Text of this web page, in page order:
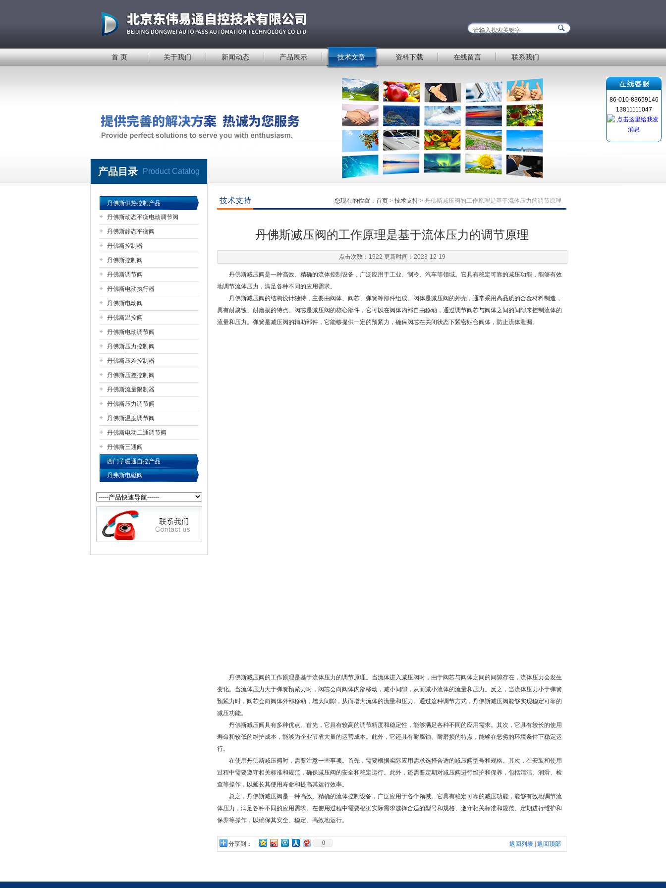
公司名称
首 页 关于我们 新闻动态 产品展示 技术文章 资料下载 在线留言 联系我们
产品目录 Product Catalog
丹佛斯供热控制产品
丹佛斯动态平衡电动调节阀
丹佛斯静态平衡阀
丹佛斯控制器
丹佛斯控制阀
丹佛斯调节阀
丹佛斯电动执行器
丹佛斯电动阀
丹佛斯温控阀
丹佛斯电动调节阀
丹佛斯压力控制阀
丹佛斯压差控制器
丹佛斯压差控制阀
丹佛斯流量限制器
丹佛斯压力调节阀
丹佛斯温度调节阀
丹佛斯电动二通调节阀
丹佛斯三通阀
西门子暖通自控产品
丹弗斯电磁阀
技术支持 您现在的位置： 首页 > 技术支持 > 丹佛斯减压阀的工作原理是基于流体压力的调节原理
丹佛斯减压阀的工作原理是基于流体压力的调节原理
点击次数：1922 更新时间：2023-12-19
丹佛斯减压阀是一种高效、精确的流体控制设备，广泛应用于工业、制冷、汽车等领域。它具有稳定可靠的减压功能，能够有效
地调节流体压力，满足各种不同的应用需求。
丹佛斯减压阀的结构设计独特，主要由阀体、阀芯、弹簧等部件组成。阀体是减压阀的外壳，通常采用高品质的合金材料制造，
具有耐腐蚀、耐磨损的特点。阀芯是减压阀的核心部件，它可以在阀体内部自由移动，通过调节阀芯与阀体之间的间隙来控制流体的
流量和压力。弹簧是减压阀的辅助部件，它能够提供一定的预紧力，确保阀芯在关闭状态下紧密贴合阀体，防止流体泄漏。
丹佛斯减压阀的工作原理是基于流体压力的调节原理。当流体进入减压阀时，由于阀芯与阀体之间的间隙存在，流体压力会发生
变化。当流体压力大于弹簧预紧力时，阀芯会向阀体内部移动，减小间隙，从而减小流体的流量和压力。反之，当流体压力小于弹簧
预紧力时，阀芯会向阀体外部移动，增大间隙，从而增大流体的流量和压力。通过这种调节方式，丹佛斯减压阀能够实现稳定可靠的
减压功能。
丹佛斯减压阀具有多种优点。首先，它具有较高的调节精度和稳定性，能够满足各种不同的应用需求。其次，它具有较长的使用
寿命和较低的维护成本，能够为企业节省大量的运营成本。此外，它还具有耐腐蚀、耐磨损的特点，能够在恶劣的环境条件下稳定运
行。
在使用丹佛斯减压阀时，需要注意一些事项。首先，需要根据实际应用需求选择合适的减压阀型号和规格。其次，在安装和使用
过程中需要遵守相关标准和规范，确保减压阀的安全和稳定运行。此外，还需要定期对减压阀进行维护和保养，包括清洁、润滑、检
查等操作，以延长其使用寿命和提高其运行效率。
总之，丹佛斯减压阀是一种高效、精确的流体控制设备，广泛应用于各个领域。它具有稳定可靠的减压功能，能够有效地调节流
体压力，满足各种不同的应用需求。在使用过程中需要根据实际需求选择合适的型号和规格、遵守相关标准和规范、定期进行维护和
保养等操作，以确保其安全、稳定、高效地运行。
分享到： 0 返回列表 返回顶部
86-010-83659146
13811111047